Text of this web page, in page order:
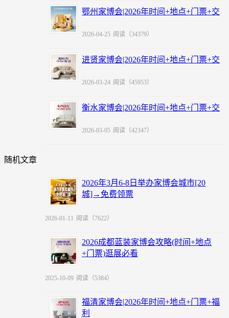
鄂州家博会|2026年时间+地点+门票+交
2026-04-25 阅读（34379）
进贤家博会|2026年时间+地点+门票+交
2026-03-24 阅读（45953）
衡水家博会|2026年时间+地点+门票+交
2026-03-05 阅读（42347）
随机文章
2026年3月6-8日举办家博会城市[20
城]→免费领票
2026-01-11 阅读（7622）
2026成都蓝装家博会攻略(时间+地点
+门票)逛展必看
2025-10-09 阅读（5384）
福清家博会|2026年时间+地点+门票+福
利